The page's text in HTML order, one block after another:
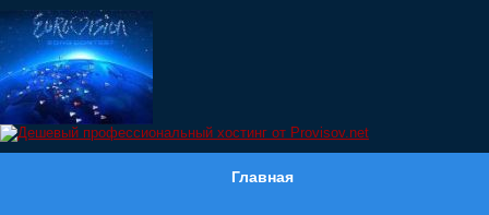
Главная